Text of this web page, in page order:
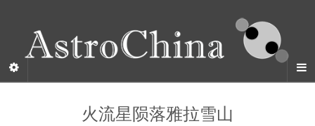
火流星陨落雅拉雪山